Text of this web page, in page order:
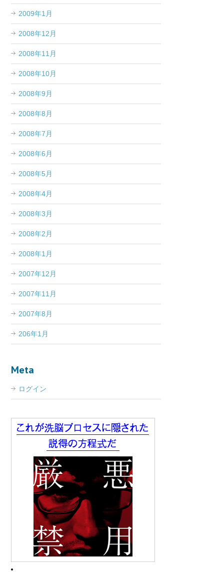
2009年1月
2008年12月
2008年11月
2008年10月
2008年9月
2008年8月
2008年7月
2008年6月
2008年5月
2008年4月
2008年3月
2008年2月
2008年1月
2007年12月
2007年11月
2007年8月
206年1月
Meta
ログイン